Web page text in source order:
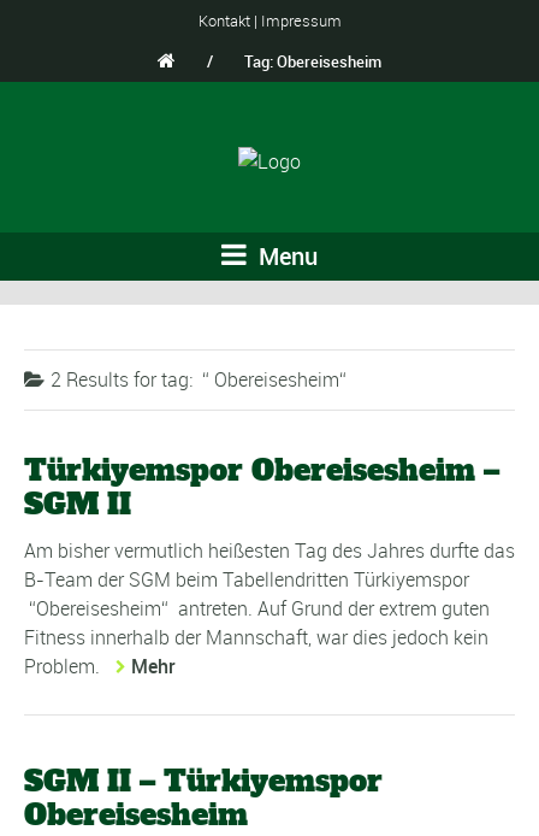
Kontakt| Impressum
/
Tag: Obereisesheim
Menu
2 Results fortag: Obereisesheim
Türkiyemspor Obereisesheim –
SGM II
Am bisher vermutlich heißesten Tag des Jahres durfte das
B-Team der SGM beim Tabellendritten Türkiyemspor
Obereisesheim
antreten. Auf Grund der extrem guten
Fitness innerhalb der Mannschaft, war dies jedoch kein
Problem.
Mehr
SGM II – Türkiyemspor
Obereisesheim